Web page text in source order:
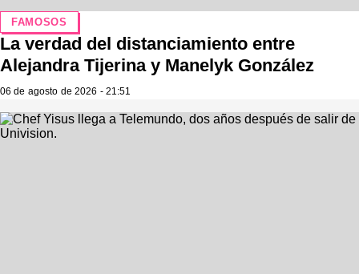
FAMOSOS
La verdad del distanciamiento entre
Alejandra Tijerina y Manelyk González
06 de agosto de 2026 - 21:51